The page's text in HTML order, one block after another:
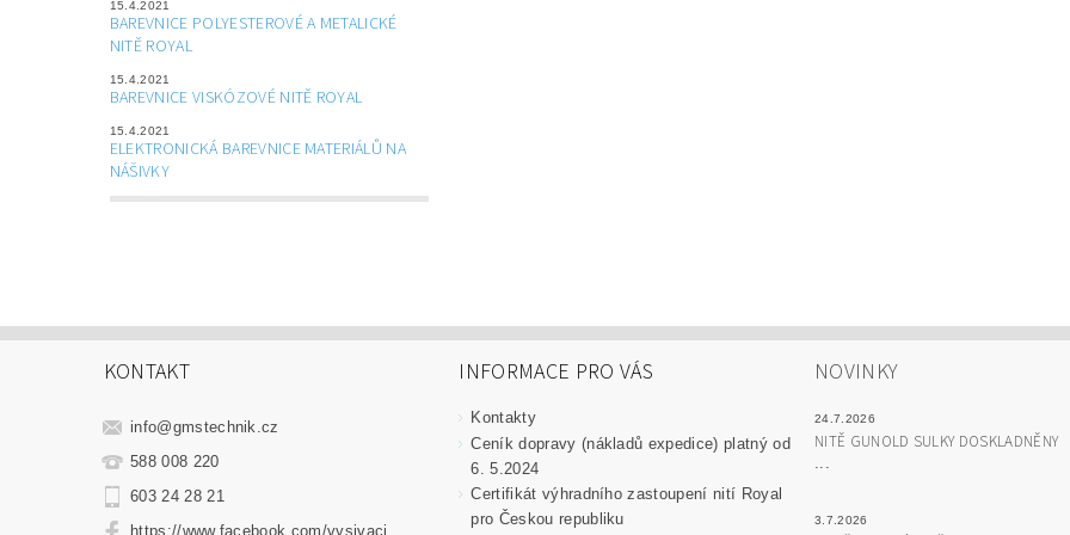
15.4.2021
BAREVNICE POLYESTEROVÉ A METALICKÉ
NITĚ ROYAL
15.4.2021
BAREVNICE VISKÓZOVÉ NITĚ ROYAL
15.4.2021
ELEKTRONICKÁ BAREVNICE MATERIÁLŮ NA
NÁŠIVKY
KONTAKT
info@gmstechnik.cz
588 008 220
603 24 28 21
https://www.facebook.com/vysivaci
INFORMACE PRO VÁS
Kontakty
Ceník dopravy (nákladů expedice) platný od
6. 5.2024
Certifikát výhradního zastoupení nití Royal
pro Českou republiku
NOVINKY
24.7.2026
NITĚ GUNOLD SULKY DOSKLADNĚNY
3.7.2026